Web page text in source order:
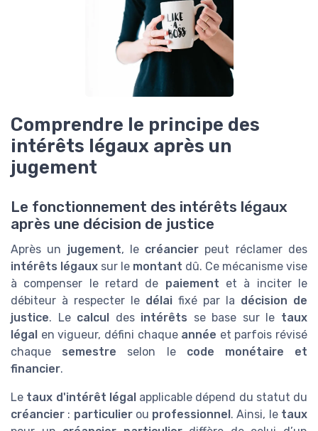
Comprendre le principe des
intérêts légaux après un
jugement
Le fonctionnement des intérêts légaux
après une décision de justice
Après un jugement, le créancier peut réclamer des
intérêts légaux sur le montant dû. Ce mécanisme vise
à compenser le retard de paiement et à inciter le
débiteur à respecter le délai fixé par la décision de
justice. Le calcul des intérêts se base sur le taux
légal en vigueur, défini chaque année et parfois révisé
chaque semestre selon le code monétaire et
financier.
Le taux d'intérêt légalapplicable dépend du statut du
créancier : particulierou professionnel. Ainsi, le taux